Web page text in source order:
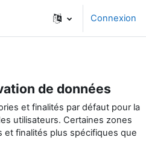
Connexion
de données
et finalités par défaut pour la
utilisateurs. Certaines zones
et finalités plus spécifiques que